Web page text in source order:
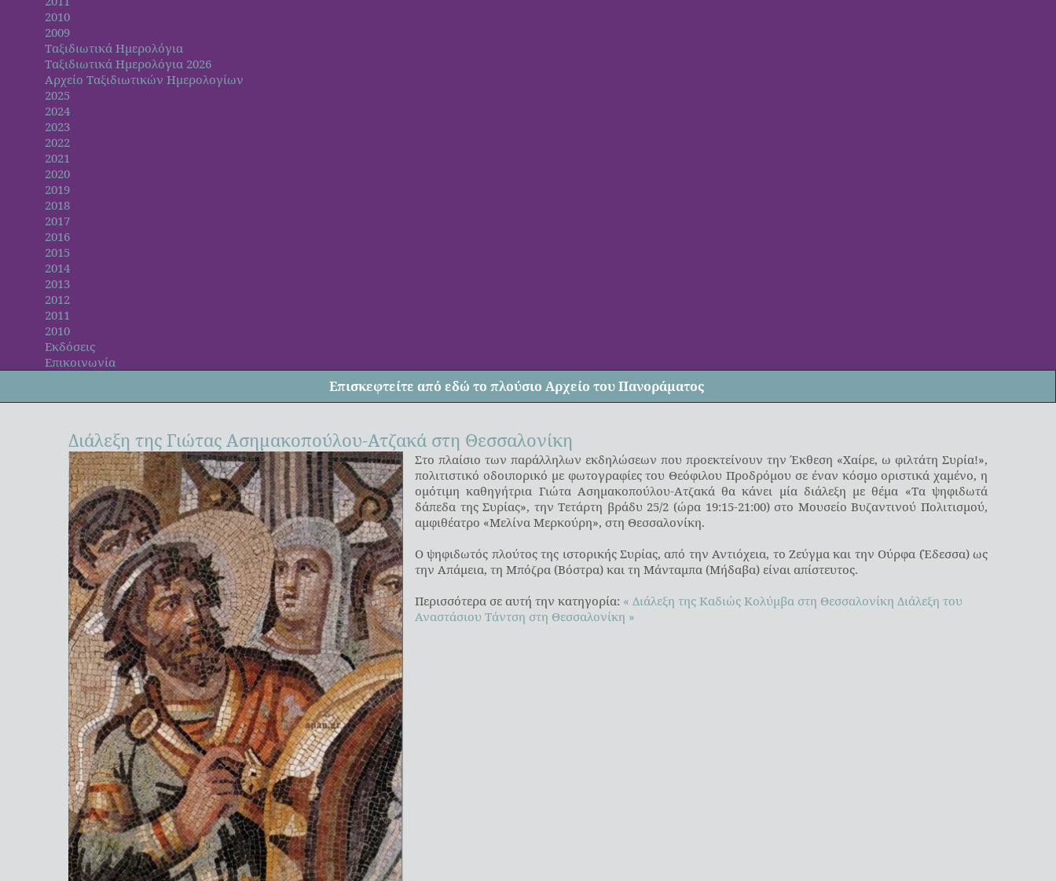
2010
2009
Ταξιδιωτικά Ημερολόγια
Ταξιδιωτικά Ημερολόγια 2026
Αρχείο Ταξιδιωτικών Ημερολογίων
2025
2024
2023
2022
2021
2020
2019
2018
2017
2016
2015
2014
2013
2012
2011
2010
Εκδόσεις
Επικοινωνία
Επισκεφτείτε από εδώ το πλούσιο Αρχείο του Πανοράματος
Διάλεξη της Γιώτας Ασημακοπούλου-Ατζακά στη Θεσσαλονίκη
Στο πλαίσιο των παράλληλων εκδηλώσεων που προεκτείνουν την Έκθεση «Χαίρε, ω φιλτάτη Συρία!»,
πολιτιστικό οδοιπορικό με φωτογραφίες του Θεόφιλου Προδρόμου σε έναν κόσμο οριστικά χαμένο, η
ομότιμη καθηγήτρια Γιώτα Ασημακοπούλου-Ατζακά θα κάνει μία διάλεξη με θέμα «Τα ψηφιδωτά
δάπεδα της Συρίας», την Τετάρτη βράδυ 25/2 (ώρα 19:15-21:00) στο Μουσείο Βυζαντινού Πολιτισμού,
αμφιθέατρο «Μελίνα Μερκούρη», στη Θεσσαλονίκη.
Ο ψηφιδωτός πλούτος της ιστορικής Συρίας, από την Αντιόχεια, το Ζεύγμα και την Ούρφα (Έδεσσα) ως
την Απάμεια, τη Μπόζρα (Βόστρα) και τη Μάνταμπα (Μήδαβα) είναι απίστευτος.
Περισσότερα σε αυτή την κατηγορία: « Διάλεξη της Καδιώς Κολύμβα στη Θεσσαλονίκη Διάλεξη του
Αναστάσιου Τάντση στη Θεσσαλονίκη »